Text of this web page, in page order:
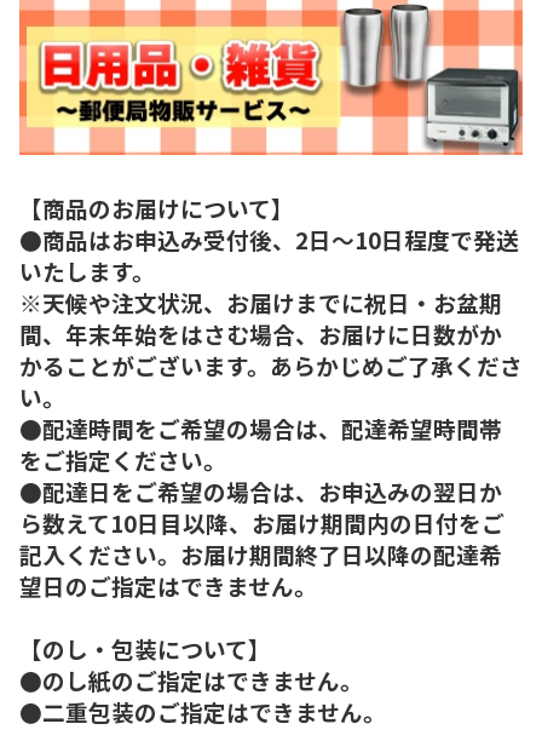
【商品のお届けについて】
●商品はお申込み受付後、2日～10日程度で発送
いたします。
※天候や注文状況、お届けまでに祝日・お盆期
間、年末年始をはさむ場合、お届けに日数がか
かることがございます。あらかじめご了承くださ
い。
●配達時間をご希望の場合は、配達希望時間帯
をご指定ください。
●配達日をご希望の場合は、お申込みの翌日か
ら数えて10日目以降、お届け期間内の日付をご
記入ください。お届け期間終了日以降の配達希
望日のご指定はできません。
【のし・包装について】
●のし紙のご指定はできません。
●二重包装のご指定はできません。